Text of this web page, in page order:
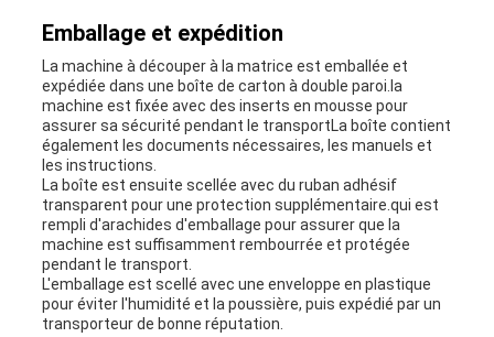
Emballage et expédition
La machine à découper à la matrice est emballée et
expédiée dans une boîte de carton à double paroi.la
machine est fixée avec des inserts en mousse pour
assurer sa sécurité pendant le transportLa boîte contient
également les documents nécessaires, les manuels et
les instructions.
La boîte est ensuite scellée avec du ruban adhésif
transparent pour une protection supplémentaire.qui est
rempli d'arachides d'emballage pour assurer que la
machine est suffisamment rembourrée et protégée
pendant le transport.
L'emballage est scellé avec une enveloppe en plastique
pour éviter l'humidité et la poussière, puis expédié par un
transporteur de bonne réputation.